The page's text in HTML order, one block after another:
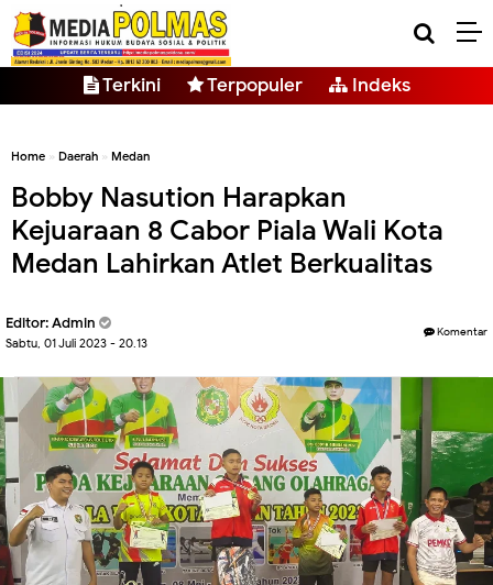
Terkini Terpopuler Indeks
Home » Daerah » Medan
Bobby Nasution Harapkan
Kejuaraan 8 Cabor Piala Wali Kota
Medan Lahirkan Atlet Berkualitas
Editor: Admin
Sabtu, 01 Juli 2023 - 20.13
Komentar